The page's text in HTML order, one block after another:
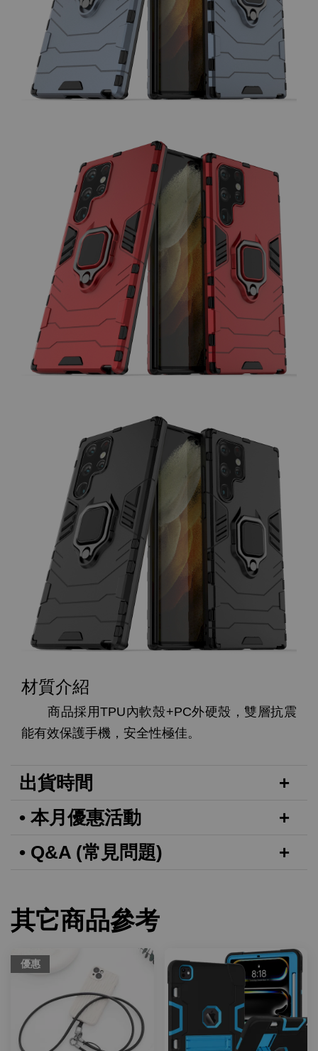
材質介紹
商品採用TPU內軟殼+PC外硬殼，雙層抗震
能有效保護手機，安全性極佳。
出貨時間
• 本月優惠活動
• Q&A (常見問題)
其它商品參考
優惠